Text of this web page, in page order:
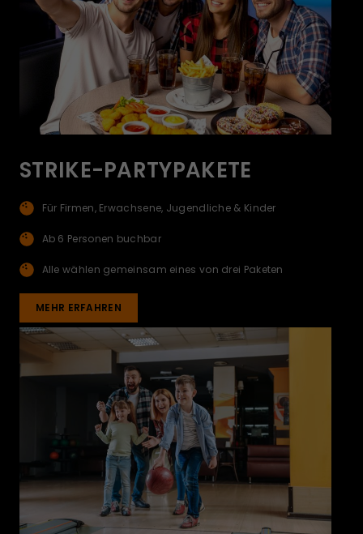
STRIKE-PARTYPAKETE
Für Firmen, Erwachsene, Jugendliche & Kinder
Ab 6 Personen buchbar
Alle wählen gemeinsam eines von drei Paketen
MEHR ERFAHREN